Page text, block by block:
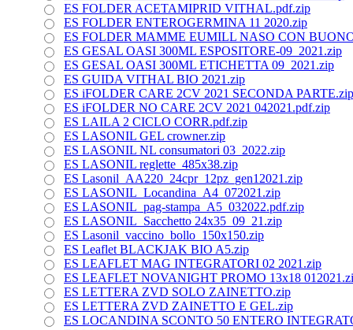
ES FOLDER ACETAMIPRID VITHAL.pdf.zip
ES FOLDER ENTEROGERMINA 11 2020.zip
ES FOLDER MAMME EUMILL NASO CON
ES GESAL OASI 300ML ESPOSITORE-09_2021.zip
ES GESAL OASI 300ML ETICHETTA 09_2021.zip
ES GUIDA VITHAL BIO 2021.zip
ES iFOLDER CARE 2CV 2021 SECONDA PARTE.zip
ES iFOLDER NO CARE 2CV 2021 042021.pdf.zip
ES LAILA 2 CICLO CORR.pdf.zip
ES LASONIL GEL crowner.zip
ES LASONIL NL consumatori 03_2022.zip
ES LASONIL reglette_485x38.zip
ES Lasonil_AA220_24cpr_12pz_gen12021.zip
ES LASONIL_Locandina_A4_072021.zip
ES LASONIL_pag-stampa_A5_032022.pdf.zip
ES LASONIL_Sacchetto 24x35_09_21.zip
ES Lasonil_vaccino_bollo_150x150.zip
ES Leaflet BLACKJAK BIO A5.zip
ES LEAFLET MAG INTEGRATORI 02 2021.zip
ES LEAFLET NOVANIGHT PROMO 13x18
ES LETTERA ZVD SOLO ZAINETTO.zip
ES LETTERA ZVD ZAINETTO E GEL.zip
ES LOCANDINA SCONTO 50 ENTERO